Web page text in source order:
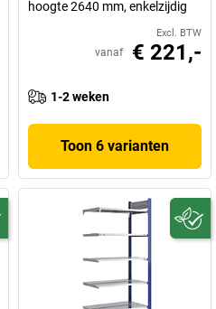
hoogte 2640 mm, enkelzijdig
Excl. BTW
vanaf € 221,-
1-2 weken
Toon 6 varianten